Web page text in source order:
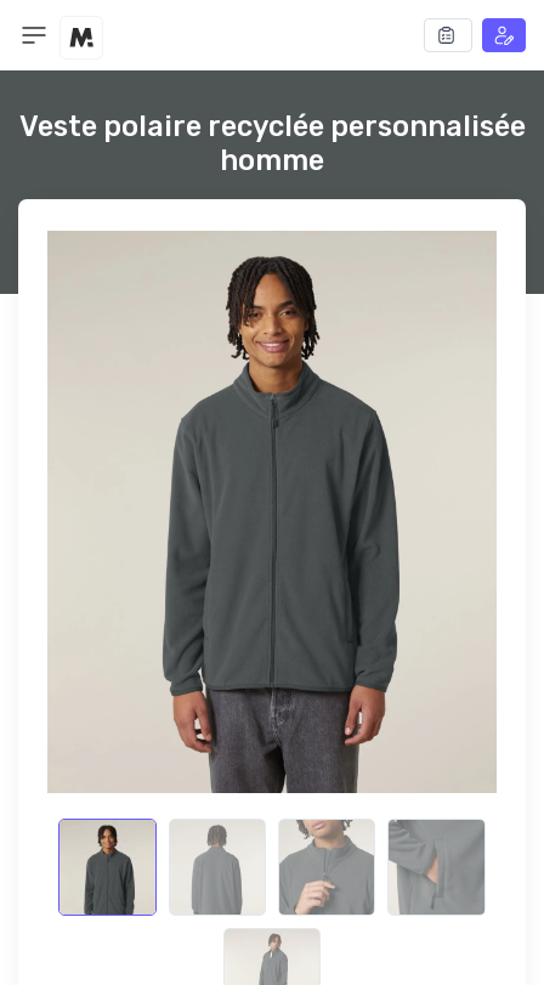
Veste polaire recyclée personnalisée
homme